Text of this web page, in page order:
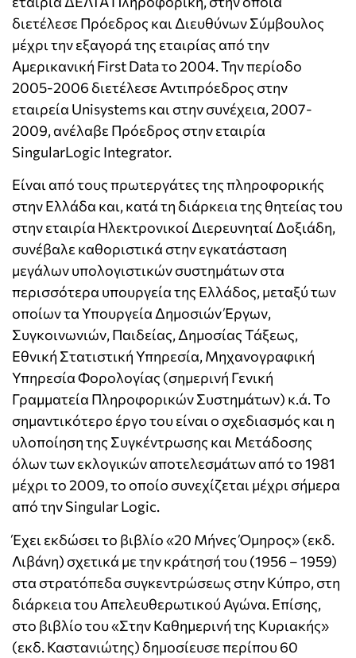
διετέλεσε Πρόεδρος και Διευθύνων Σύμβουλος
μέχρι την εξαγορά της εταιρίας από την
Αμερικανική First Data το 2004. Την περίοδο
2005-2006 διετέλεσε Αντιπρόεδρος στην
εταιρεία Unisystems και στην συνέχεια, 2007-
2009, ανέλαβε Πρόεδρος στην εταιρία
SingularLogic Integrator.
Είναι από τους πρωτεργάτες της πληροφορικής
στην Ελλάδα και, κατά τη διάρκεια της θητείας του
στην εταιρία Ηλεκτρονικοί Διερευνηταί Δοξιάδη,
συνέβαλε καθοριστικά στην εγκατάσταση
μεγάλων υπολογιστικών συστημάτων στα
περισσότερα υπουργεία της Ελλάδος, μεταξύ των
οποίων τα Υπουργεία Δημοσιών Έργων,
Συγκοινωνιών, Παιδείας, Δημοσίας Τάξεως,
Εθνική Στατιστική Υπηρεσία, Μηχανογραφική
Υπηρεσία Φορολογίας (σημερινή Γενική
Γραμματεία Πληροφορικών Συστημάτων) κ.ά. Το
σημαντικότερο έργο του είναι ο σχεδιασμός και η
υλοποίηση της Συγκέντρωσης και Μετάδοσης
όλων των εκλογικών αποτελεσμάτων από το 1981
μέχρι το 2009, το οποίο συνεχίζεται μέχρι σήμερα
από την Singular Logic.
Έχει εκδώσει το βιβλίο «20 Μήνες Όμηρος» (εκδ.
Λιβάνη) σχετικά με την κράτησή του (1956 – 1959)
στα στρατόπεδα συγκεντρώσεως στην Κύπρο, στη
διάρκεια του Απελευθερωτικού Αγώνα. Επίσης,
στο βιβλίο του «Στην Καθημερινή της Κυριακής»
(εκδ. Καστανιώτης) δημοσίευσε περίπου 60